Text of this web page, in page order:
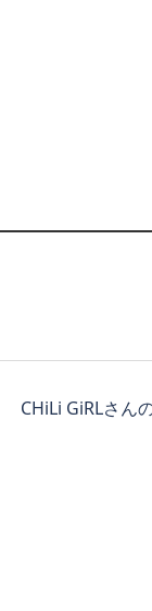
CHiLi GiRLさん